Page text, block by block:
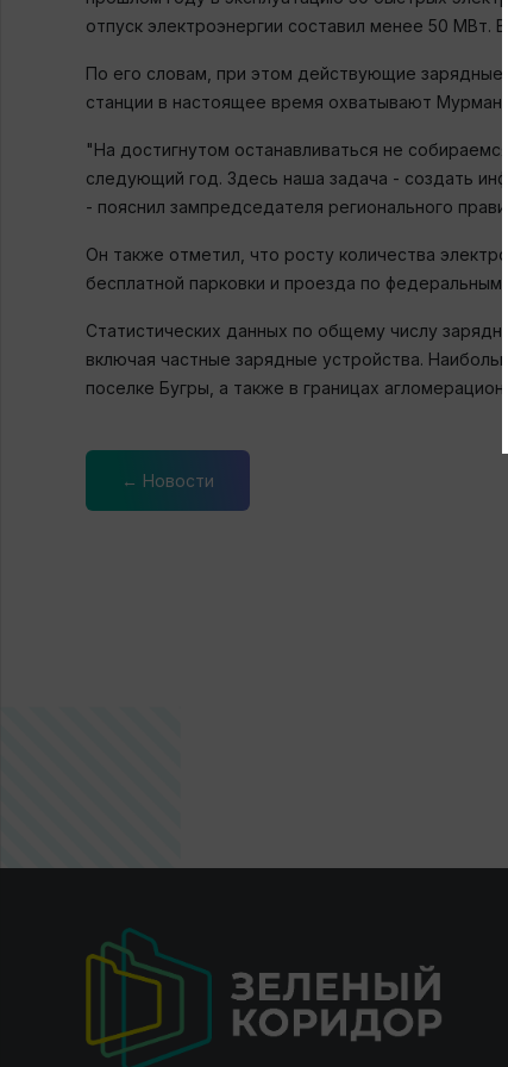
отпуск электроэнергии составил менее 50 МВт.
По его словам, при этом действующие
станции в настоящее время охватывают
"На достигнутом останавливаться не
следующий год. Здесь наша задача - создать
- пояснил зампредседателя регионального
Он также отметил, что росту количества
бесплатной парковки и проезда по
Статистических данных по общему числу
включая частные зарядные устройства.
поселке Бугры, а также в границах
← Новости